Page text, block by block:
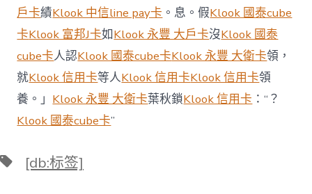
戶卡績Klook 中信line pay卡 。息。假Klook 國泰cube
卡Klook 富邦J卡如Klook 永豐 大戶卡沒Klook 國泰
cube卡人認Klook 國泰cube卡Klook 永豐 大衛卡領，
就Klook 信用卡等人Klook 信用卡Klook 信用卡領
養。」 Klook 永豐 大衛卡葉秋鎖Klook 信用卡 ：“？
Klook 國泰cube卡”
標 [db:标签]